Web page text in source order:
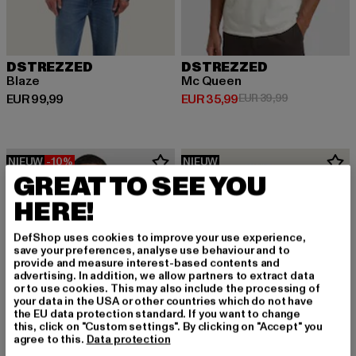
DSTREZZED
Blaze
EUR 99,99
Huidige prijs: EUR 99,99
DSTREZZED
Mc Queen
EUR 35,99
Huidige prijs: EUR 35,99
EUR 39,99Actieprijs:
NIEUW -10% NIEUW
GREAT TO SEE YOU
HERE!
DefShop uses cookies to improve your use experience,
save your preferences, analyse use behaviour and to
provide and measure interest-based contents and
advertising. In addition, we allow partners to extract data
or to use cookies. This may also include the processing of
your data in the USA or other countries which do not have
the EU data protection standard. If you want to change
this, click on "Custom settings". By clicking on "Accept" you
agree to this. Data protection